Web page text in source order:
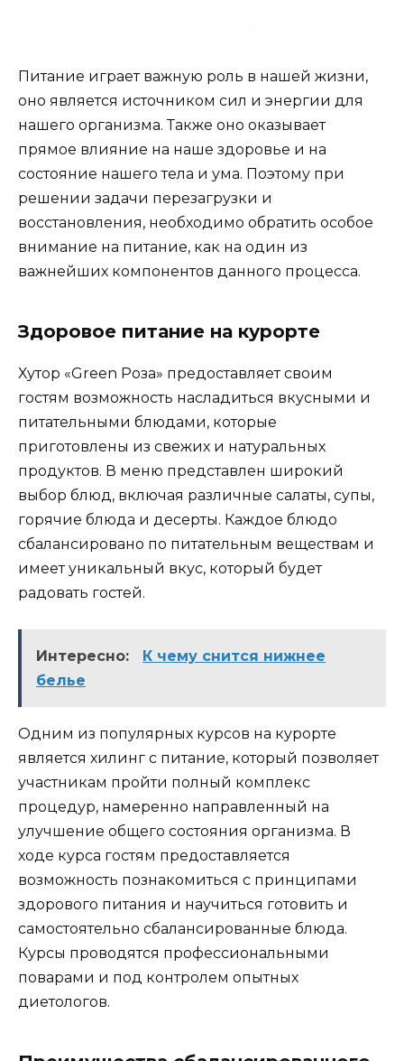
Питание играет важную роль в нашей жизни,
оно является источником сил и энергии для
нашего организма. Также оно оказывает
прямое влияние на наше здоровье и на
состояние нашего тела и ума. Поэтому при
решении задачи перезагрузки и
восстановления, необходимо обратить особое
внимание на питание, как на один из
важнейших компонентов данного процесса.
Здоровое питание на курорте
Хутор «Green Роза» предоставляет своим
гостям возможность насладиться вкусными и
питательными блюдами, которые
приготовлены из свежих и натуральных
продуктов. В меню представлен широкий
выбор блюд, включая различные салаты, супы,
горячие блюда и десерты. Каждое блюдо
сбалансировано по питательным веществам и
имеет уникальный вкус, который будет
радовать гостей.
Интересно:
К чему снится нижнее
белье
Одним из популярных курсов на курорте
является хилинг с питание, который позволяет
участникам пройти полный комплекс
процедур, намеренно направленный на
улучшение общего состояния организма. В
ходе курса гостям предоставляется
возможность познакомиться с принципами
здорового питания и научиться готовить и
самостоятельно сбалансированные блюда.
Курсы проводятся профессиональными
поварами и под контролем опытных
диетологов.